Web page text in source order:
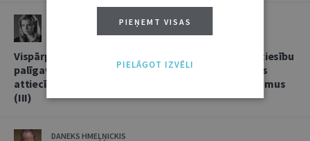
4. FEBRUĀRIS • 17:53
Vispārpieņemtās starptautiskās banku prakses kā tiesību
palīgavota vieta un loma kredītiestāžu savstarpējās
attiecībās, sniedzot korespondentbanku pakalpojumus
(III)
DANEKS HMEĻŅICKIS
PIEŅEMT VISAS
PIELĀGOT IZVĒLI